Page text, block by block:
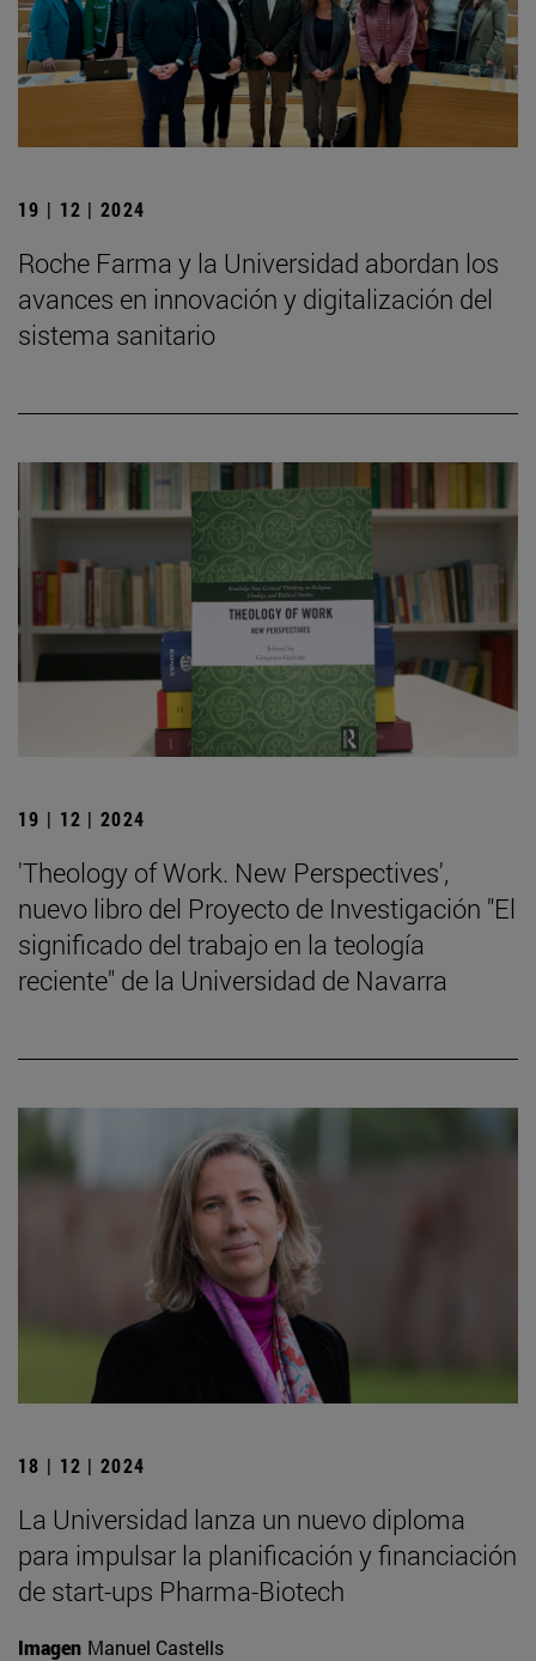
19 | 12 | 2024
Roche Farma y la Universidad abordan los
avances en innovación y digitalización del
sistema sanitario
19 | 12 | 2024
'Theology of Work. New Perspectives',
nuevo libro del Proyecto de Investigación "El
significado del trabajo en la teología
reciente" de la Universidad de Navarra
18 | 12 | 2024
La Universidad lanza un nuevo diploma
para impulsar la planificación y financiación
de start-ups Pharma-Biotech
Imagen Manuel Castells